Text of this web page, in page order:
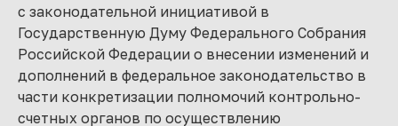
с законодательной инициативой в
Государственную Думу Федерального Собрания
Российской Федерации о внесении изменений и
дополнений в федеральное законодательство в
части конкретизации полномочий контрольно-
счетных органов по осуществлению